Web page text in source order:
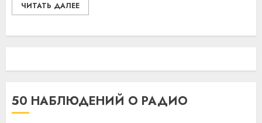
ЧИТАТЬ ДАЛЕЕ
50 НАБЛЮДЕНИЙ О РАДИО